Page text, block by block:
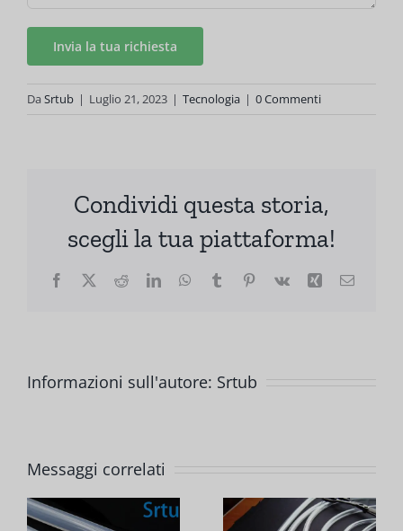
Da Srtub | Luglio 21, 2023 | Tecnologia | 0 Commenti
Condividi questa storia,
scegli la tua piattaforma!
Facebook
X RedditLinkedInWhatsApp
Tumblr Pinterest
Vk Xing Email
Informazioni sull'autore: Srtub
Messaggi correlati
Quali
hanno un
durata di